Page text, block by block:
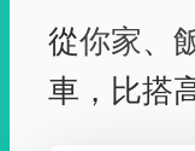
從你家、
車， 比搭